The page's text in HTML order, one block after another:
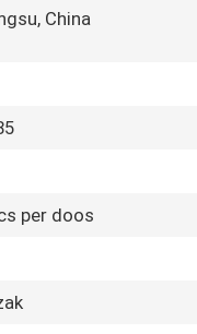
China
per doos